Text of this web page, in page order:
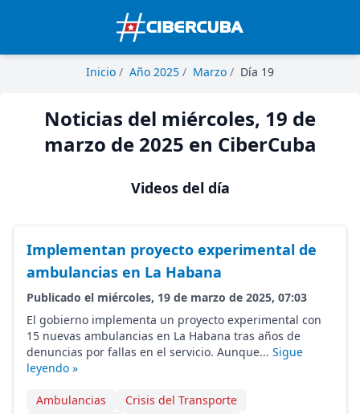
Inicio / Año 2025 / Marzo / Día 19
Noticias del miércoles, 19 de
marzo de 2025 en CiberCuba
Videos del día
Implementan proyecto experimental de
ambulancias en La Habana
Publicado el miércoles, 19 de marzo de 2025, 07:03
El gobierno implementa un proyecto experimental con
15 nuevas ambulancias en La Habana tras años de
denuncias por fallas en el servicio. Aunque... Sigue
leyendo »
Ambulancias
Crisis del Transporte